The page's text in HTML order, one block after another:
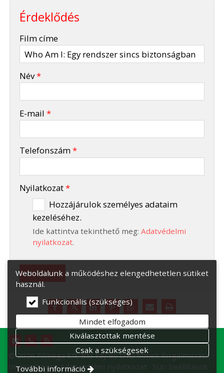
Érdeklődés
Film címe
Név*
E-mail*
Telefonszám*
Nyilatkozat*
Hozzájárulok személyes adataim
kezeléséhez.
Ide kattintva tekinthető meg: Adatvédelmi
nyilatkozat.
Elküld
© 2026 Filmega Kft. Blu-ray és DVD filmek forgalmazása.
Impresszum Adatvédelmi nyilatkozat
Süti beállítások
Weboldalunk a működéshez elengedhetetlen sütiket
használ.
Funkcionális (szükséges)
Mindet elfogadom
Kiválasztottak mentése
Csak a szükségesek
További információ